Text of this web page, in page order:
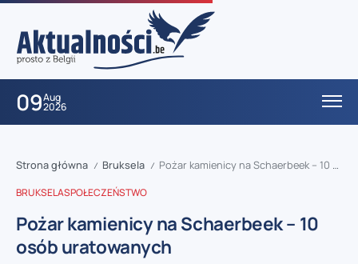
09Aug
2026
Strona główna / Bruksela / Pożar kamienicy na Schaerbeek – 10 osób uratowanych
BRUKSELASPOŁECZEŃSTWO
Pożar kamienicy na Schaerbeek – 10
osób uratowanych